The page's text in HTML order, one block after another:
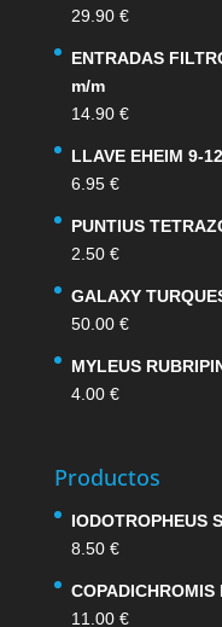
29.90 €
ENTRADAS
m/m
14.90 €
LLAVE EHEIM 9-
6.95 €
PUNTIUS
2.50 €
GALAXY
50.00 €
MYLEUS
4.00 €
Productos
IODOTROPHEUS
8.50 €
COPADICHROMIS
11.00 €